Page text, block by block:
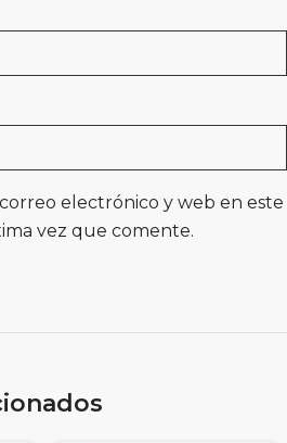
electrónico y web en este
vez que comente.